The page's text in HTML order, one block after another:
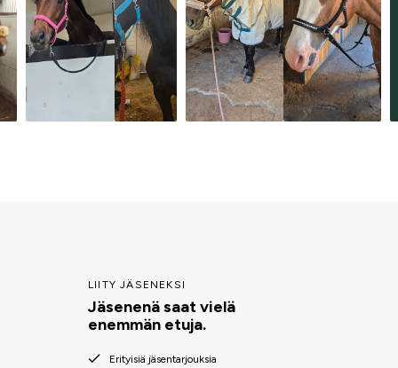
LIITY JÄSENEKSI
Jäsenenä saat vielä
enemmän etuja.
Erityisiä jäsentarjouksia